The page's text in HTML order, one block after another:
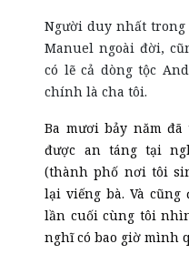
Người duy nhất trong
Manuel ngoài đời,
có lẽ cả dòng tộc
chính là cha tôi.
Ba mươi bảy năm
được an táng tại
(thành phố nơi tôi
lại viếng bà. Và
lần cuối cùng tôi
nghĩ có bao giờ mình